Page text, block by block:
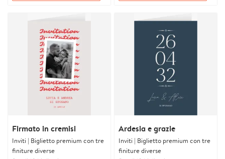
Firmato in cremisi
Inviti | Biglietto premium con tre
finiture diverse
Ardesia e grazie
Inviti | Biglietto premium con tre
finiture diverse